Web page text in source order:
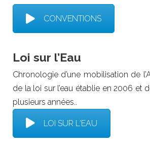
CONVENTIONS
Loi sur l’Eau
Chronologie d’une mobilisation de
de la loi sur l’eau établie en 2006 et
plusieurs années..
LOI SUR L'EAU